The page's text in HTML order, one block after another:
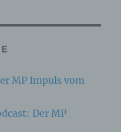
MP Impuls vom
Der MP
deren